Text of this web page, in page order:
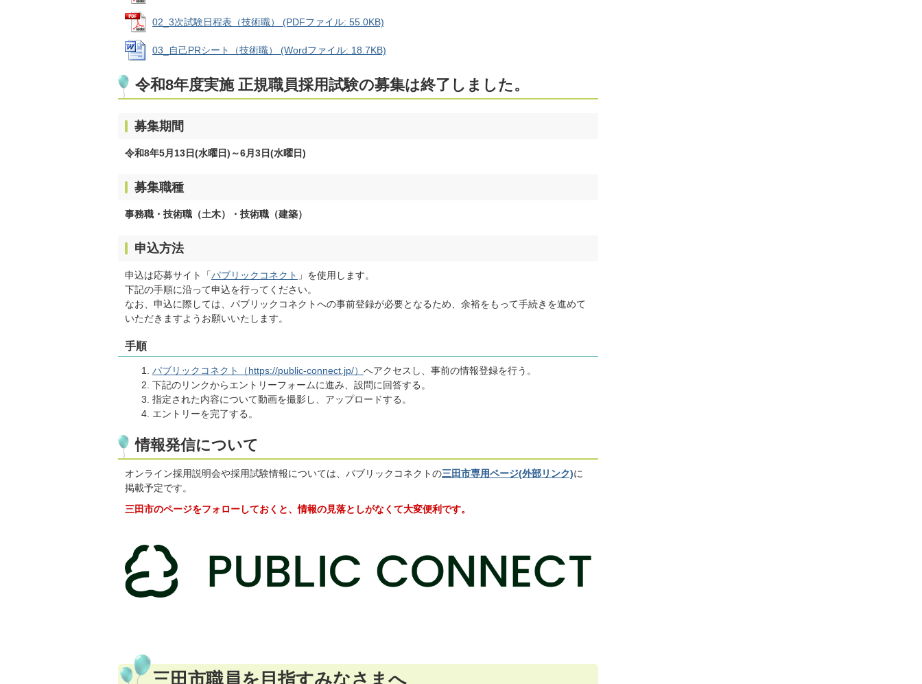
02_3次試験日程表（技術職） (PDFファイル: 55.0KB)
03_自己PRシート（技術職） (Wordファイル: 18.7KB)
令和8年度実施 正規職員採用試験の募集は終了しました。
募集期間
令和8年5月13日(水曜日)～6月3日(水曜日)
募集職種
事務職・技術職（土木）・技術職（建築）
申込方法
申込は応募サイト「パブリックコネクト 」を使用します。
下記の手順に沿って申込を行ってください。
なお、申込に際しては、パブリックコネクトへの事前登録が必要となるため、余裕をもって手続きを進めて
いただきますようお願いいたします。
手順
パブリックコネクト（https://public-connect.jp/） へアクセスし、事前の情報登録を行う。
下記のリンクからエントリーフォームに進み、設問に回答する。
指定された内容について動画を撮影し、アップロードする。
エントリーを完了する。
情報発信について
オンライン採用説明会や採用試験情報については、パブリックコネクトの三田市専用ページ(外部リンク)に
掲載予定です。
三田市のページをフォローしておくと、情報の見落としがなくて大変便利です。
三田市職員を目指すみなさまへ